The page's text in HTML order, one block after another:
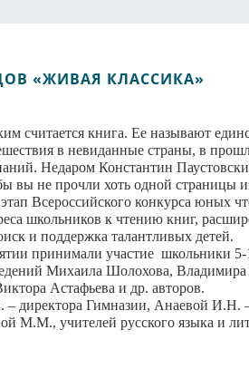
«ЖИВАЯ КЛАССИКА»
считается книга. Ее называют
в невиданные страны, в
Недаром Константин
вы не прочли хоть одной страницы
конкурса юных
школьников к чтению книг,
и поддержка талантливых детей.
участие школьники 5-
Михаила Шолохова,
Астафьева и др. авторов.
Гимназии, Анаевой И.Н. –
М.М., учителей русского языка и